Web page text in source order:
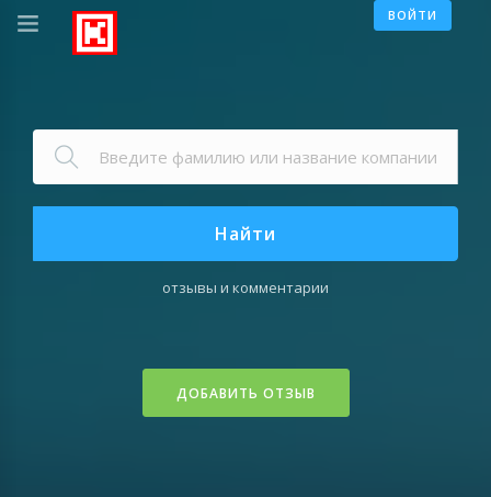
ВОЙТИ
Найти
отзывы и комментарии
ДОБАВИТЬ ОТЗЫВ